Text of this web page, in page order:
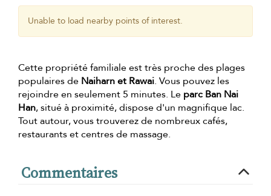
Unable to load nearby points of interest.
Cette propriété familiale est très proche des plages
populaires de Naiharn et Rawai. Vous pouvez les
rejoindre en seulement 5 minutes. Le parc Ban Nai
Han, situé à proximité, dispose d'un magnifique lac.
Tout autour, vous trouverez de nombreux cafés,
restaurants et centres de massage.
Commentaires